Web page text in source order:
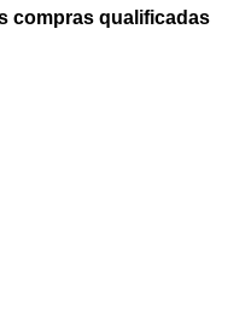
compras qualificadas